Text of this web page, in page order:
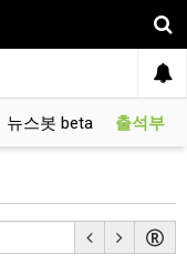
뉴스봇 beta 출석부